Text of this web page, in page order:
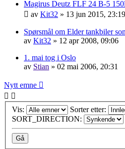
Magirus Deutz FLF 24 B-5
av Kit32 » 13 jun 2015, 23:19
Spørsmål om Elder tankbiler
av Kit32 » 12 apr 2008, 09:06
1. mai tog i Oslo
av Stian » 02 mai 2006, 20:31
Nytt emne
Vis:
Sorter etter:
SORT_DIRECTION: